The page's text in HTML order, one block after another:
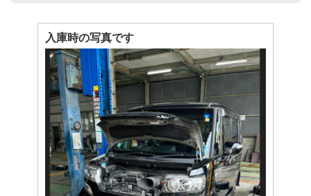
入庫時の写真です